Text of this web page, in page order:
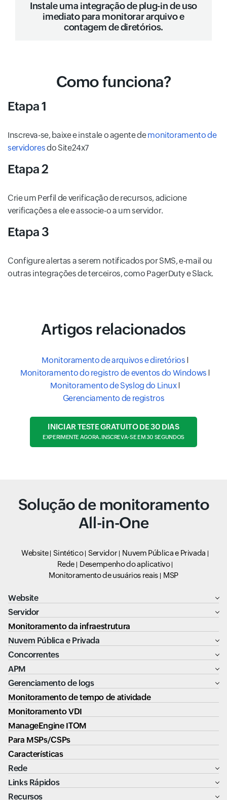
Instale uma integração de plug-in de uso
imediato para monitorar arquivoe
contagem de diretórios.
Como funciona?
Etapa 1
Inscreva-se, baixe e instale o agente demonitoramento de
servidoresdo Site24x7
Etapa 2
Crie um Perfil de verificação de recursos, adicione
verificações a ele e associe-o a um servidor.
Etapa 3
Configure alertas a serem notificados por SMS, e-mail ou
outras integrações de terceiros, como PagerDuty e Slack.
Artigos relacionados
Monitoramento de arquivos e diretórios
Monitoramento do registro de eventos do Windows
Monitoramento de Syslog do Linux
Gerenciamento de registros
INICIAR TESTE GRATUITO DE 30 DIAS
EXPERIMENTE AGORA. INSCREVA-SE EM 30 SEGUNDOS
Solução de monitoramento
All-in-One
Website Sintético Servidor
Nuvem Pública e Privada
Rede
Desempenho do aplicativo
Monitoramento de usuários reais
MSP
Website
Servidor
Monitoramento da infraestrutura
Nuvem Pública e Privada
Concorrentes
APM
Gerenciamento de logs
Monitoramento de tempo de atividade
Monitoramento VDI
ManageEngine ITOM
Para MSPs/CSPs
Características
Rede
Links Rápidos
Recursos